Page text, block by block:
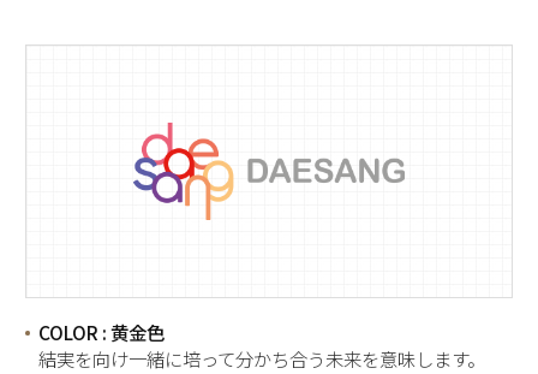
COLOR : 黄金色
結実を向け一緒に培って分かち合う未来を意味します。